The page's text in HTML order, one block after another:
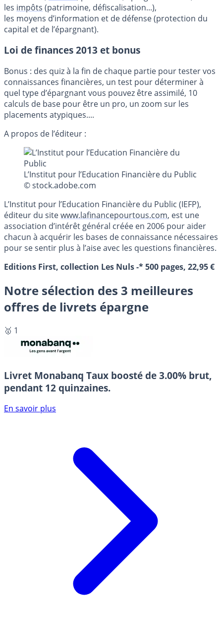
les impôts (patrimoine, défiscalisation...),
les moyens d’information et de défense (protection du
capital et de l’épargnant).
Loi de finances 2013 et bonus
Bonus : des quiz à la fin de chaque partie pour tester vos
connaissances financières, un test pour déterminer à
quel type d’épargnant vous pouvez être assimilé, 10
calculs de base pour être un pro, un zoom sur les
placements atypiques....
A propos de l’éditeur :
L’Institut pour l’Education Financière du Public
© stock.adobe.com
L’Institut pour l’Education Financière du Public (IEFP),
éditeur du sitewww.lafinancepourtous.com, est une
association d’intérêt général créée en 2006 pour aider
chacun à acquérir les bases de connaissance nécessaires
pour se sentir plus à l’aise avec les questions financières.
Editions First, collection Les Nuls -* 500 pages, 22,95 €
Notre sélection des 3 meilleures
offres de livrets épargne
🥇 1
Livret Monabanq Taux boosté de 3.00% brut,
pendant 12 quinzaines.
En savoir plus